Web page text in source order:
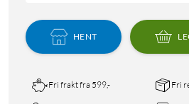
HENT
Fri frakt fra 599,- Fri